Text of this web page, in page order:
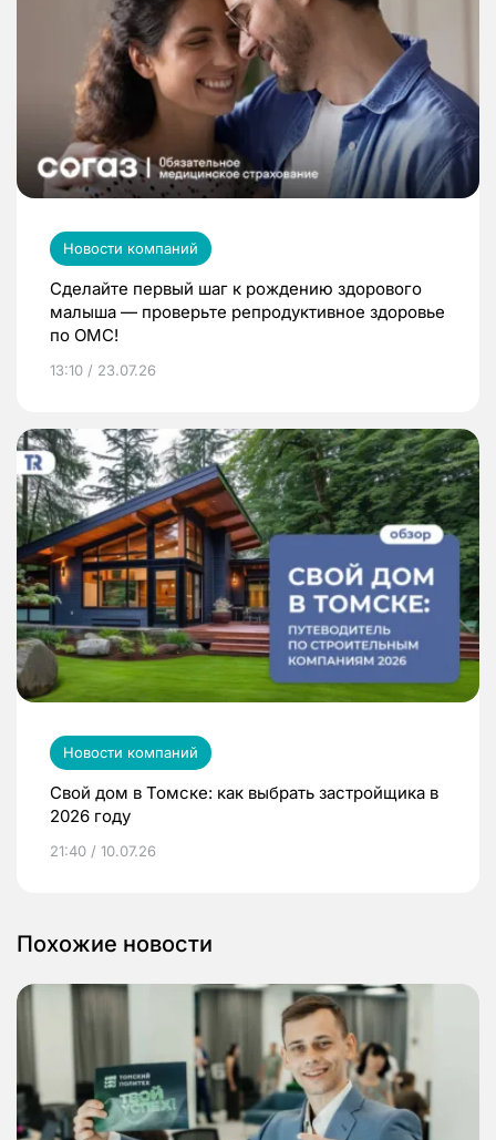
Новости компаний
Сделайте первый шаг к рождению здорового
малыша — проверьте репродуктивное здоровье
по ОМС!
13:10 / 23.07.26
Новости компаний
Свой дом в Томске: как выбрать застройщика в
2026 году
21:40 / 10.07.26
Похожие новости